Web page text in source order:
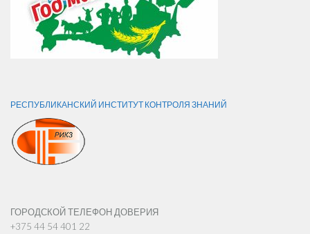
РЕСПУБЛИКАНСКИЙ ИНСТИТУТ КОНТРОЛЯ ЗНАНИЙ
ГОРОДСКОЙ ТЕЛЕФОН ДОВЕРИЯ
+375 44 54 401 22